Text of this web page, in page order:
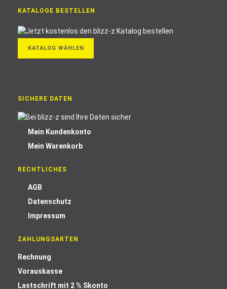
KATALOGE BESTELLEN
KATALOG WÄHLEN
SICHERE DATEN
Mein Kundenkonto
Mein Warenkorb
RECHTLICHES
AGB
Datenschutz
Impressum
ZAHLUNGSARTEN
Rechnung
Vorauskasse
Lastschrift mit 2 % Skonto